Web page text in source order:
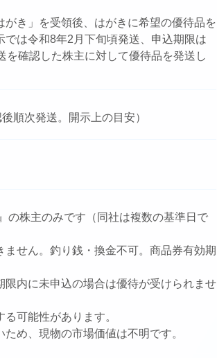
き」を受領後、はがきに希望の優待品を
は令和8年2月下旬頃発送、申込期限は
確認した株主に対して優待品を発送し
順次発送。開示上の目安）
の株主のみです（同社は複数の基準日で
ません。釣り銭・換金不可。商品券有効期
限内に未申込の場合は優待が受けられませ
可能性があります。
め、現物の市場価値は不明です。